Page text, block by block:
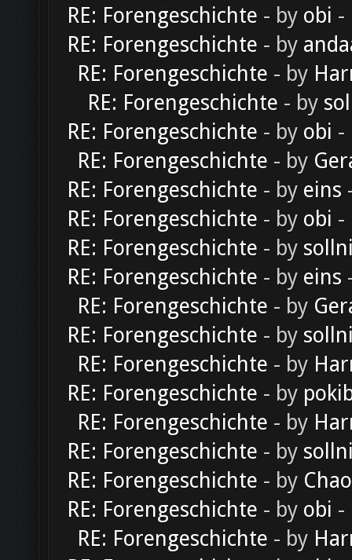
RE: Forengeschichte - by obi -
RE: Forengeschichte - by
RE: Forengeschichte - by
RE: Forengeschichte - by
RE: Forengeschichte - by obi -
RE: Forengeschichte - by
RE: Forengeschichte - by eins
RE: Forengeschichte - by obi -
RE: Forengeschichte - by
RE: Forengeschichte - by eins
RE: Forengeschichte - by
RE: Forengeschichte - by
RE: Forengeschichte - by
RE: Forengeschichte - by
RE: Forengeschichte - by
RE: Forengeschichte - by
RE: Forengeschichte - by
RE: Forengeschichte - by obi -
RE: Forengeschichte - by